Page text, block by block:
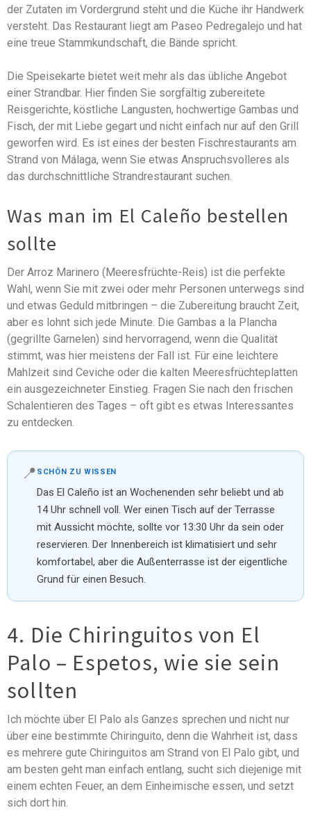
der Zutaten im Vordergrund steht und die Küche ihr Handwerk
versteht. Das Restaurant liegt am Paseo Pedregalejo und hat
eine treue Stammkundschaft, die Bände spricht.
Die Speisekarte bietet weit mehr als das übliche Angebot
einer Strandbar. Hier finden Sie sorgfältig zubereitete
Reisgerichte, köstliche Langusten, hochwertige Gambas und
Fisch, der mit Liebe gegart und nicht einfach nur auf den Grill
geworfen wird. Es ist eines der besten Fischrestaurants am
Strand von Málaga, wenn Sie etwas Anspruchsvolleres als
das durchschnittliche Strandrestaurant suchen.
Was man im El Caleño bestellen
sollte
Der Arroz Marinero (Meeresfrüchte-Reis) ist die perfekte
Wahl, wenn Sie mit zwei oder mehr Personen unterwegs sind
und etwas Geduld mitbringen – die Zubereitung braucht Zeit,
aber es lohnt sich jede Minute. Die Gambas a la Plancha
(gegrillte Garnelen) sind hervorragend, wenn die Qualität
stimmt, was hier meistens der Fall ist. Für eine leichtere
Mahlzeit sind Ceviche oder die kalten Meeresfrüchteplatten
ein ausgezeichneter Einstieg. Fragen Sie nach den frischen
Schalentieren des Tages – oft gibt es etwas Interessantes
zu entdecken.
📍 SCHÖN ZU WISSEN
Das El Caleño ist an Wochenenden sehr beliebt und ab
14 Uhr schnell voll. Wer einen Tisch auf der Terrasse
mit Aussicht möchte, sollte vor 13:30 Uhr da sein oder
reservieren. Der Innenbereich ist klimatisiert und sehr
komfortabel, aber die Außenterrasse ist der eigentliche
Grund für einen Besuch.
4. Die Chiringuitos von El
Palo – Espetos, wie sie sein
sollten
Ich möchte über El Palo als Ganzes sprechen und nicht nur
über eine bestimmte Chiringuito, denn die Wahrheit ist, dass
es mehrere gute Chiringuitos am Strand von El Palo gibt, und
am besten geht man einfach entlang, sucht sich diejenige mit
einem echten Feuer, an dem Einheimische essen, und setzt
sich dort hin.